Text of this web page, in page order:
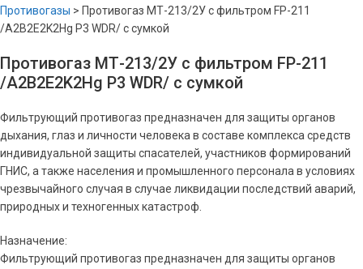
Противогазы > Противогаз МТ-213/2У с фильтром FP-211
/A2B2E2K2Hg P3 WDR/ с сумкой
Противогаз МТ-213/2У с фильтром FP-211
/A2B2E2K2Hg P3 WDR/ с сумкой
Фильтрующий противогаз предназначен для защиты органов
дыхания, глаз и личности человека в составе комплекса средств
индивидуальной защиты спасателей, участников формирований
ГНИС, а также населения и промышленного персонала в условиях
чрезвычайного случая в случае ликвидации последствий аварий,
природных и техногенных катастроф.
Назначение:
Фильтрующий противогаз предназначен для защиты органов